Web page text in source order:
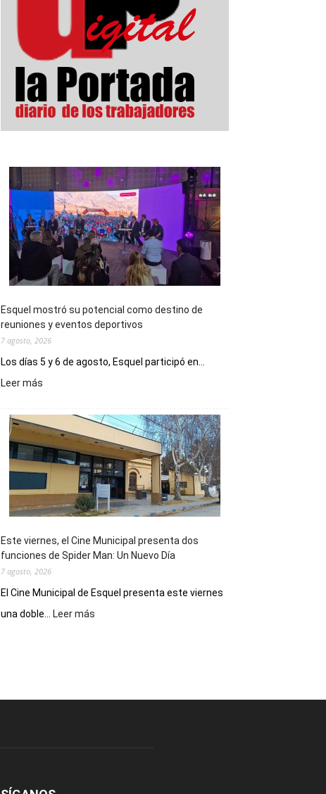
Esquel mostró su potencial como destino de
reuniones y eventos deportivos
7 agosto, 2026
Los días 5 y 6 de agosto, Esquel participó en...
Leer más
su
potencial
como
destino
de
reuniones
y
deportivos
Este viernes, el Cine Municipal presenta dos
funciones de Spider Man: Un Nuevo Día
7 agosto, 2026
El Cine Municipal de Esquel presenta este viernes
una doble...
Leer más
presenta